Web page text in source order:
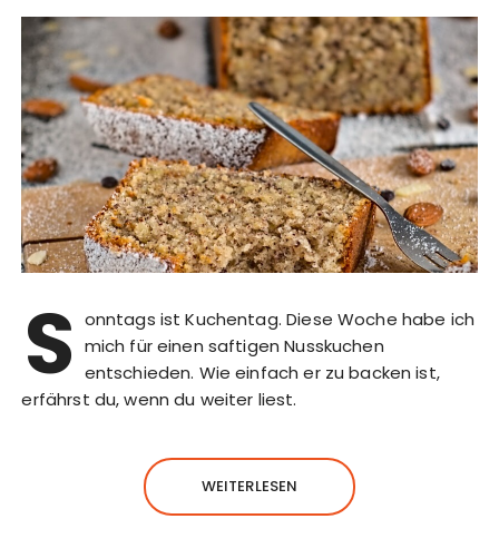
S onntags ist Kuchentag. Diese Woche habe ich
mich für einen saftigen Nusskuchen
entschieden. Wie einfach er zu backen ist,
erfährst du, wenn du weiter liest.
WEITERLESEN